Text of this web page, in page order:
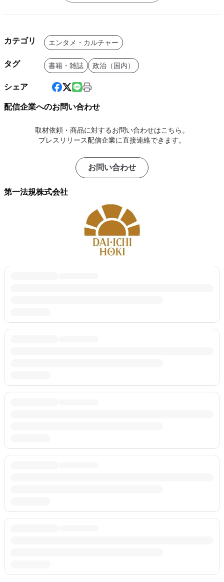
カテゴリ エンタメ・カルチャー
タグ 書籍・雑誌 政治（国内）
シェア
配信企業へのお問い合わせ
取材依頼・商品に対するお問い合わせはこちら。
プレスリリース配信企業に直接連絡できます。
お問い合わせ
第一法規株式会社